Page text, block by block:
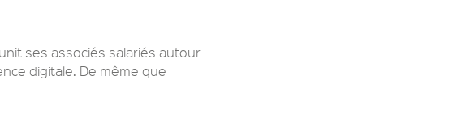
ses associés salariés autour
digitale. De même que